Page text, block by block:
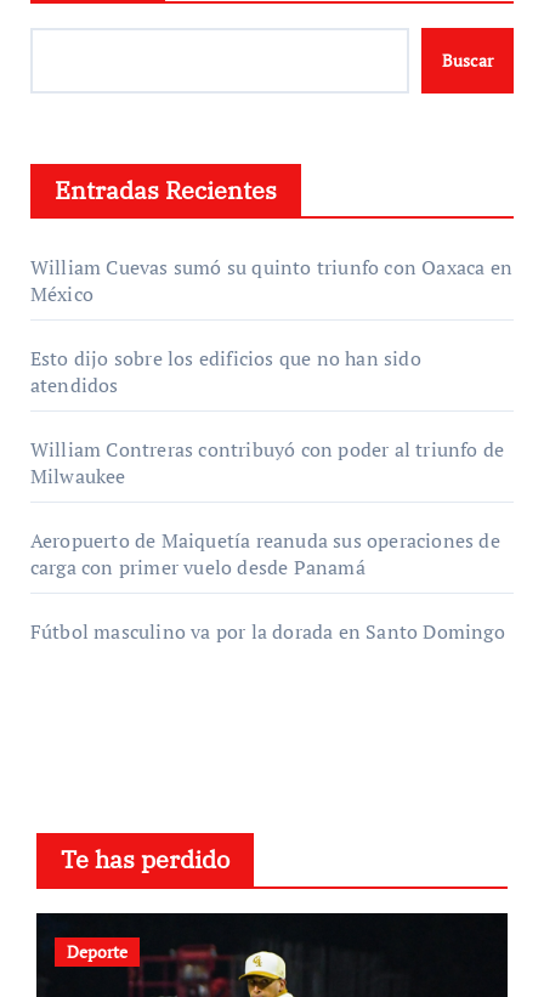
Buscar
Entradas Recientes
William Cuevas sumó su quinto triunfo con Oaxaca en
México
Esto dijo sobre los edificios que no han sido
atendidos
William Contreras contribuyó con poder al triunfo de
Milwaukee
Aeropuerto de Maiquetía reanuda sus operaciones de
carga con primer vuelo desde Panamá
Fútbol masculino va por la dorada en Santo Domingo
Te has perdido
Deporte